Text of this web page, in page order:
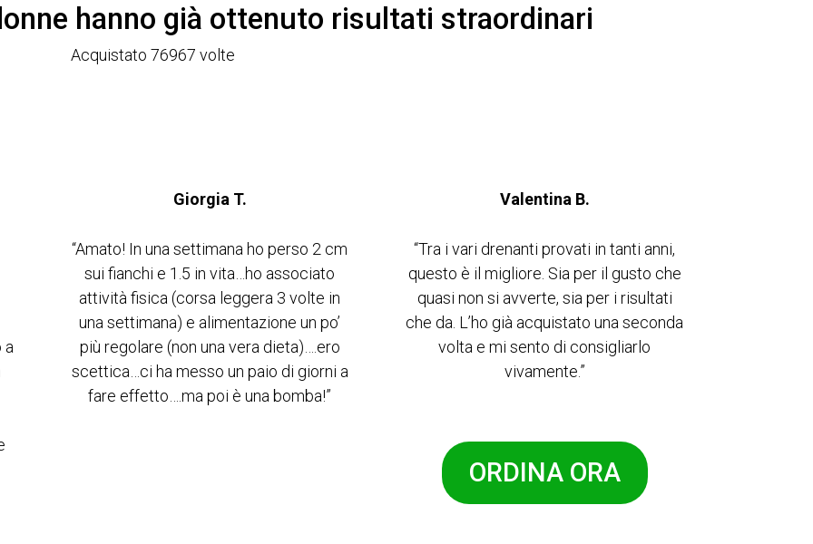
hanno già ottenuto risultati straordinari
Acquistato 76967 volte
a
Giorgia T.
“Amato! In una settimana ho perso 2 cm
sui fianchi e 1.5 in vita…ho associato
attività fisica (corsa leggera 3 volte in
una settimana) e alimentazione un po’
più regolare (non una vera dieta)….ero
scettica…ci ha messo un paio di giorni a
fare effetto….ma poi è una bomba!”
Valentina B.
“Tra i vari drenanti provati in tanti anni,
questo è il migliore. Sia per il gusto che
quasi non si avverte, sia per i risultati
che da. L’ho già acquistato una seconda
volta e mi sento di consigliarlo
vivamente.”
ORDINA ORA